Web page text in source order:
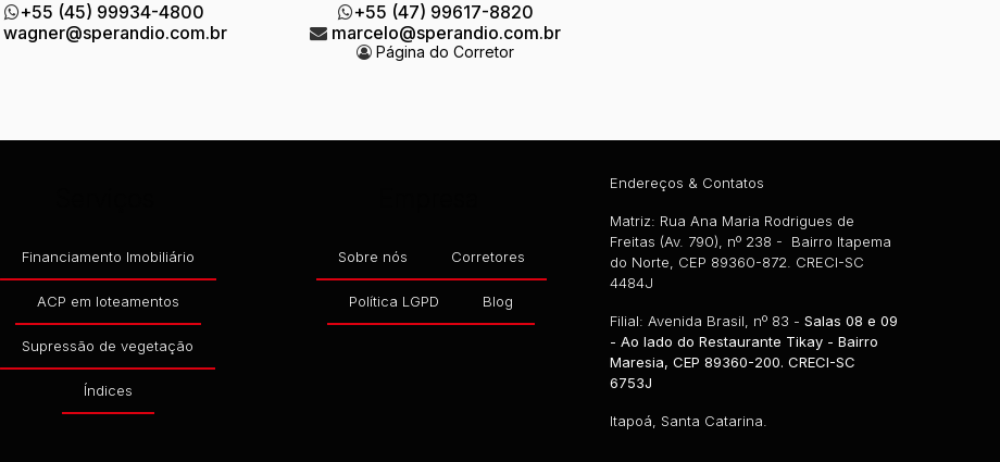
+55 (45) 99934-4800
wagner@sperandio.com.br
+55 (47) 99617-8820
marcelo@sperandio.com.br
Página do Corretor
Financiamento Imobiliário
ACP em loteamentos
Supressão de vegetação
Índices
Sobre nós Corretores
Política LGPD Blog
Endereços & Contatos
Matriz: Rua Ana Maria Rodrigues de
Freitas (Av. 790), nº 238 - Bairro Itapema
do Norte, CEP 89360-872. CRECI-SC
4484J
Filial: Avenida Brasil, nº 83 - Salas 08 e 09
- Ao lado do Restaurante Tikay - Bairro
Maresia, CEP 89360-200. CRECI-SC
6753J
Itapoá, Santa Catarina.